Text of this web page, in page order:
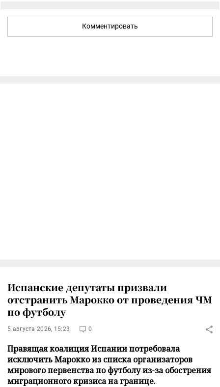
Комментировать
Испанские депутаты призвали
отстранить Марокко от проведения ЧМ
по футболу
5 августа 2026, 15:23 0
Правящая коалиция Испании потребовала
исключить Марокко из списка организаторов
мирового первенства по футболу из-за обострения
миграционного кризиса на границе.